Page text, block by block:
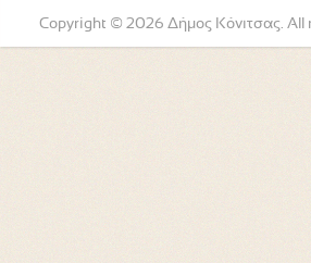
Copyright © 2026 Δήμος Κόνιτσας. All